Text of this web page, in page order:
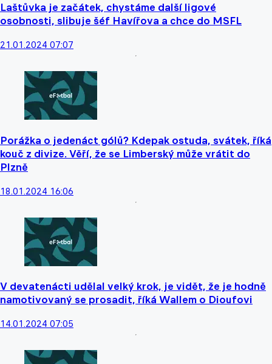
Laštůvka je začátek, chystáme další ligové
osobnosti, slibuje šéf Havířova a chce do MSFL
21.01.2024 07:07
Porážka o jedenáct gólů? Kdepak ostuda, svátek, říká
kouč z divize. Věří, že se Limberský může vrátit do
Plzně
18.01.2024 16:06
V devatenácti udělal velký krok, je vidět, že je hodně
namotivovaný se prosadit, říká Wallem o Dioufovi
14.01.2024 07:05